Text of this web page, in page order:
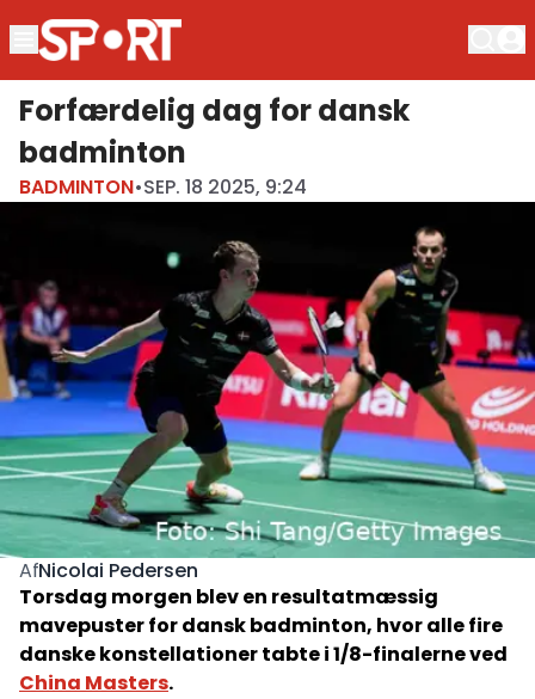
Forfærdelig dag for dansk
badminton
BADMINTON•SEP. 18 2025, 9:24
AfNicolai Pedersen
Torsdag morgen blev en resultatmæssig
mavepuster for dansk badminton, hvor alle fire
danske konstellationer tabte i 1/8-finalerne ved
China Masters.